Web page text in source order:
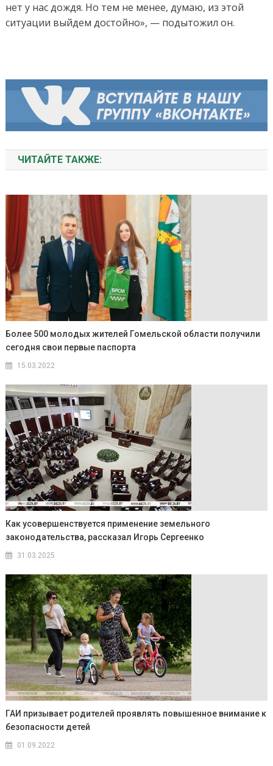
нет у нас дождя. Но тем не менее, думаю, из этой
ситуации выйдем достойно», — подытожил он.
ЧИТАЙТЕ ТАКЖЕ:
Более 500 молодых жителей Гомельской области получили
сегодня свои первые паспорта
15.03.2022
Как усовершенствуется применение земельного
законодательства, рассказал Игорь Сергеенко
31.03.2025
ГАИ призывает родителей проявлять повышенное внимание к
безопасности детей
01.09.2022